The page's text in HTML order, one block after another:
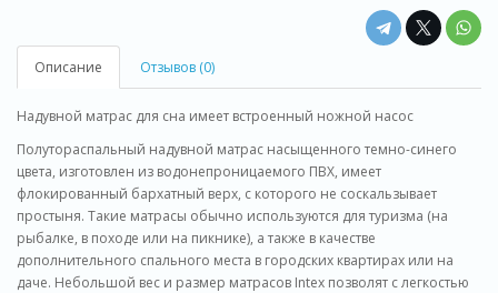
Описание Отзывов (0)
Надувной матрас для сна имеет встроенный ножной насос
Полутораспальный надувной матрас насыщенного темно-синего
цвета, изготовлен из водонепроницаемого ПВХ, имеет
флокированный бархатный верх, с которого не соскальзывает
простыня. Такие матрасы обычно используются для туризма (на
рыбалке, в походе или на пикнике), а также в качестве
дополнительного спального места в городских квартирах или на
даче. Небольшой вес и размер матрасов Intex позволят с легкостью